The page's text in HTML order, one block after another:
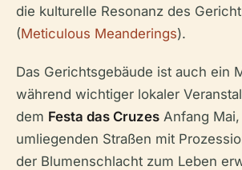
die kulturelle Resonanz des
(Meticulous Meanderings).
Das Gerichtsgebäude ist auch ein
während wichtiger lokaler
dem Festa das Cruzes Anfang
umliegenden Straßen mit
der Blumenschlacht zum Leben